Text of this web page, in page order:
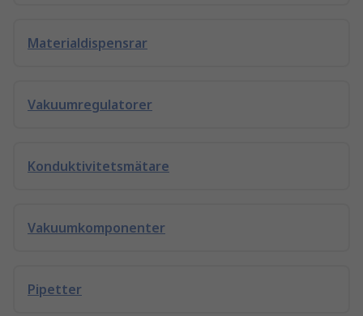
Materialdispensrar
Vakuumregulatorer
Konduktivitetsmätare
Vakuumkomponenter
Pipetter